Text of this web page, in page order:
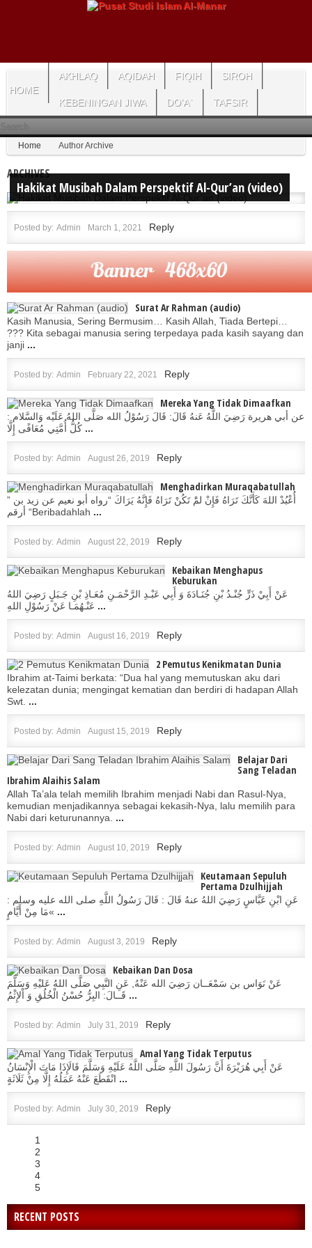
HOME
AKHLAQ AQIDAH FIQIH SIROH
KEBENINGAN JIWA DO’A` TAFSIR
Home Author Archive
ARCHIVES
Hakikat Musibah Dalam Perspektif Al-Qur’an (video)
Posted by: Admin March 1, 2021 Reply
Surat Ar Rahman (audio)
Kasih Manusia, Sering Bermusim… Kasih Allah, Tiada Bertepi…
??? Kita sebagai manusia sering terpedaya pada kasih sayang dan
janji ...
Posted by: Admin February 22, 2021 Reply
Mereka Yang Tidak Dimaafkan
عن أبي هريرة رَضِيَ اللَّهُ عَنهُ قَالَ: قَالَ رَسُوْلُ الله صَلَّى اللهُ عَلَيْه وَالسَّلام :
...
Posted by: Admin August 26, 2019 Reply
Menghadirkan Muraqabatullah
” أُعْبُدْ اللهَ كَأَنَّكَ تَرَاهُ فَإِنْ لمَْ تَكُنْ تَرَاهُ فَإِنَّهُ يَرَاكَ “رواه أبو نعيم عن زيد بن
أرقم “Beribadahlah ...
Posted by: Admin August 22, 2019 Reply
Kebaikan Menghapus
Keburukan
عَنْ أَبِيْ ذَرٍّ جُنْـدُ بْنِ جُنَـادَةَ وَ أَبِي عَبْـدِ الرَّحْمَـنِ مُعَـاذِ بْنِ جَـبَلٍ رَضِيَ اللهُ
...
Posted by: Admin August 16, 2019 Reply
2 Pemutus Kenikmatan Dunia
Ibrahim at-Taimi berkata: “Dua hal yang memutuskan aku dari
kelezatan dunia; mengingat kematian dan berdiri di hadapan Allah
Swt. ...
Posted by: Admin August 15, 2019 Reply
Belajar Dari
Sang Teladan
Ibrahim Alaihis Salam
Allah Ta’ala telah memilih Ibrahim menjadi Nabi dan Rasul-Nya,
kemudian menjadikannya sebagai kekasih-Nya, lalu memilih para
Nabi dari keturunannya. ...
Posted by: Admin August 10, 2019 Reply
Keutamaan Sepuluh
Pertama Dzulhijjah
عَنِ ابْنِ عَبَّاسٍ رَضِيَ اللهُ عنهُ قَالَ : قَالَ رَسُولُ اللَّهِ صلى الله عليه وسلم :
...
Posted by: Admin August 3, 2019 Reply
Kebaikan Dan Dosa
عَنْ نَوَاس بن سَمْعَــان رَضِيَ الله عَنْهُ, عَنِ النَّبِي صَلَّى اللهُ عَليْهِ وَسَلَّمَ
...
Posted by: Admin July 31, 2019 Reply
Amal Yang Tidak Terputus
عَنْ أَبِي هُرَيْرَةَ أَنَّ رَسُولَ اللَّهِ صَلَّى اللَّهُ عَلَيْهِ وَسَلَّمَ قَالَإِذَا مَاتَ الْإِنْسَانُ
...
Posted by: Admin July 30, 2019 Reply
1
2
3
4
5
RECENT POSTS